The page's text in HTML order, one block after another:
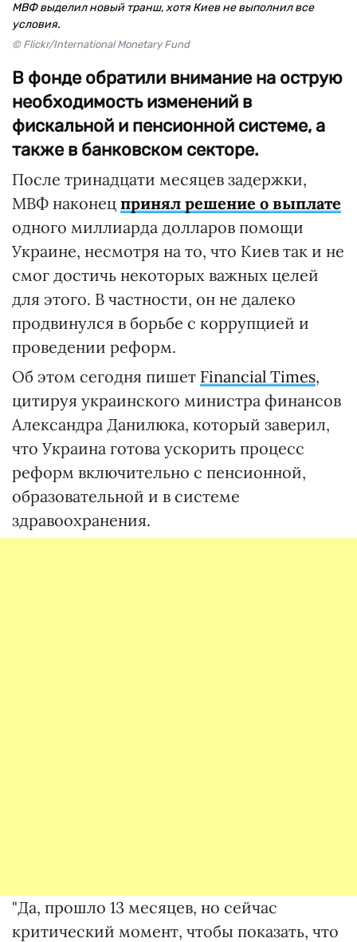
МВФ выделил новый транш, хотя Киев не выполнил все
условия.
© Flickr/International Monetary Fund
В фонде обратили внимание на острую
необходимость изменений в
фискальной и пенсионной системе, а
также в банковском секторе.
После тринадцати месяцев задержки,
МВФ наконец принял решение о выплате
одного миллиарда долларов помощи
Украине, несмотря на то, что Киев так и не
смог достичь некоторых важных целей
для этого. В частности, он не далеко
продвинулся в борьбе с коррупцией и
проведении реформ.
Об этом сегодня пишет Financial Times,
цитируя украинского министра финансов
Александра Данилюка, который заверил,
что Украина готова ускорить процесс
реформ включительно с пенсионной,
образовательной и в системе
здравоохранения.
"Да, прошло 13 месяцев, но сейчас
критический момент, чтобы показать, что